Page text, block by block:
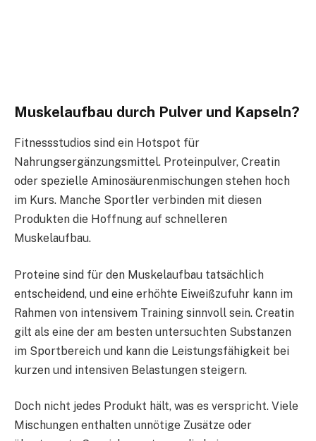
Muskelaufbau durch Pulver und Kapseln?
Fitnessstudios sind ein Hotspot für
Nahrungsergänzungsmittel. Proteinpulver, Creatin
oder spezielle Aminosäurenmischungen stehen hoch
im Kurs. Manche Sportler verbinden mit diesen
Produkten die Hoffnung auf schnelleren
Muskelaufbau.
Proteine sind für den Muskelaufbau tatsächlich
entscheidend, und eine erhöhte Eiweißzufuhr kann im
Rahmen von intensivem Training sinnvoll sein. Creatin
gilt als eine der am besten untersuchten Substanzen
im Sportbereich und kann die Leistungsfähigkeit bei
kurzen und intensiven Belastungen steigern.
Doch nicht jedes Produkt hält, was es verspricht. Viele
Mischungen enthalten unnötige Zusätze oder